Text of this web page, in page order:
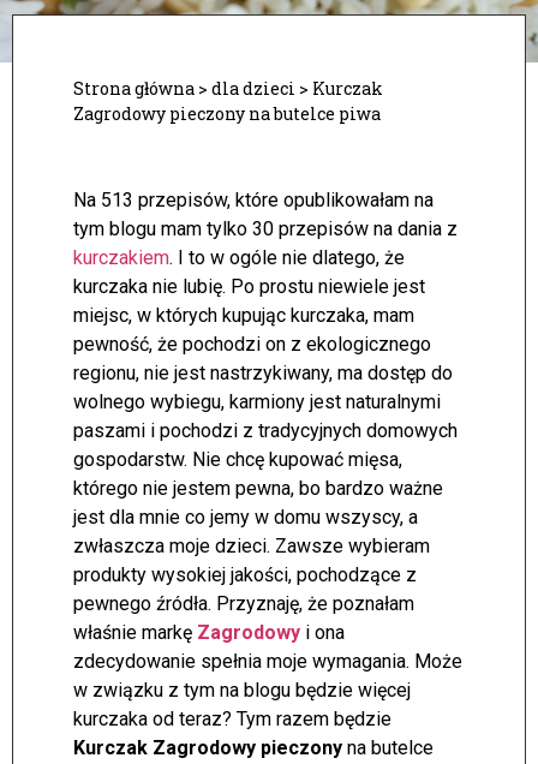
Strona główna > dla dzieci > Kurczak
Zagrodowy pieczony na butelce piwa
Na 513 przepisów, które opublikowałam na
tym blogu mam tylko 30 przepisów na dania z
kurczakiem. I to w ogóle nie dlatego, że
kurczaka nie lubię. Po prostu niewiele jest
miejsc, w których kupując kurczaka, mam
pewność, że pochodzi on z ekologicznego
regionu, nie jest nastrzykiwany, ma dostęp do
wolnego wybiegu, karmiony jest naturalnymi
paszami i pochodzi z tradycyjnych domowych
gospodarstw. Nie chcę kupować mięsa,
którego nie jestem pewna, bo bardzo ważne
jest dla mnie co jemy w domu wszyscy, a
zwłaszcza moje dzieci. Zawsze wybieram
produkty wysokiej jakości, pochodzące z
pewnego źródła. Przyznaję, że poznałam
właśnie markę Zagrodowy i ona
zdecydowanie spełnia moje wymagania. Może
w związku z tym na blogu będzie więcej
kurczaka od teraz? Tym razem będzie
Kurczak Zagrodowy pieczony na butelce